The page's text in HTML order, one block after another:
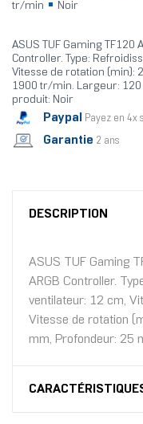
tr/min
Noir
ASUS TUF Gaming TF120
Controller. Type:
Vitesse de rotation (min):
1900 tr/min. Largeur:
produit: Noir
Paypal Payez en 4x
Garantie 2 ans
DESCRIPTION
ASUS TUF Gaming
ARGB Controller.
ventilateur: 12 cm,
Vitesse de rotation
mm, Profondeur: 25